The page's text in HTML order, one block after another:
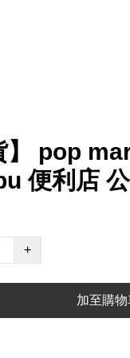
】 pop
便利店
+
加至購物